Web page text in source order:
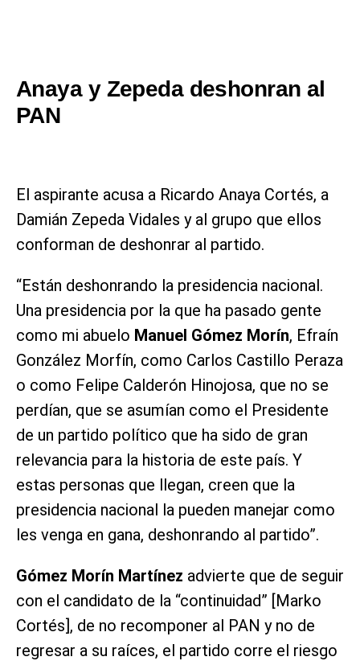
Anaya y Zepeda deshonran al
PAN
El aspirante acusa a Ricardo Anaya Cortés, a
Damián Zepeda Vidales y al grupo que ellos
conforman de deshonrar al partido.
“Están deshonrando la presidencia nacional.
Una presidencia por la que ha pasado gente
como mi abuelo Manuel Gómez Morín, Efraín
González Morfín, como Carlos Castillo Peraza
o como Felipe Calderón Hinojosa, que no se
perdían, que se asumían como el Presidente
de un partido político que ha sido de gran
relevancia para la historia de este país. Y
estas personas que llegan, creen que la
presidencia nacional la pueden manejar como
les venga en gana, deshonrando al partido”.
Gómez Morín Martínez advierte que de seguir
con el candidato de la “continuidad” [Marko
Cortés], de no recomponer al PAN y no de
regresar a su raíces, el partido corre el riesgo